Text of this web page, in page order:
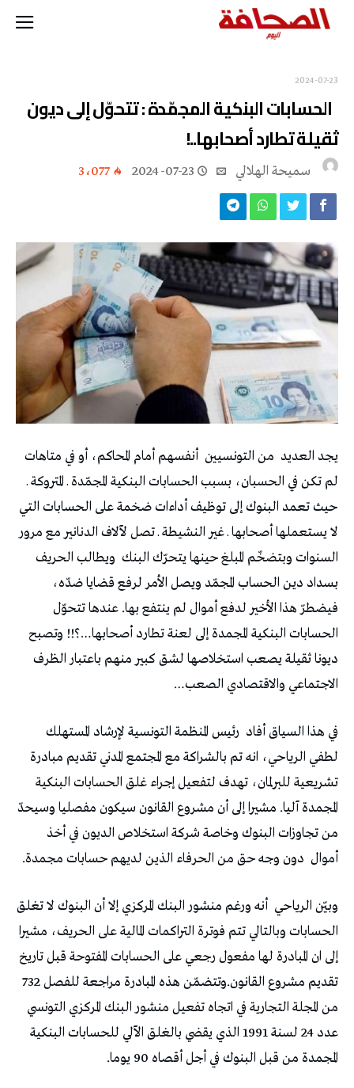
2024-07-23
الحسابات البنكية المجمّدة : تتحوّل إلى ديون
ثقيلة تطارد أصحابها..!
سميحة الهلالي 2024-07-23 3٬077
يجد العديد من التونسيين أنفسهم أمام المحاكم، أو في متاهات
لم تكن في الحسبان، بسبب الحسابات البنكية المجمّدة ـ المتروكة ـ
حيث تعمد البنوك إلى توظيف أداءات ضخمة على الحسابات التي
لا يستعملها أصحابها ـ غير النشيطة ـ تصل لآلاف الدنانير مع مرور
السنوات وبتضخّم المبلغ حينها يتحرّك البنك ويطالب الحريف
بسداد دين الحساب المجمّد ويصل الأمر لرفع قضايا ضدّه،
فيضطرّ هذا الأخير لدفع أموال لم ينتفع بها. عندها تتحوّل
الحسابات البنكية المجمدة إلى لعنة تطارد أصحابها…؟!! وتصبح
ديونا ثقيلة يصعب استخلاصها لشق كبير منهم باعتبار الظرف
الاجتماعي والاقتصادي الصعب…
في هذا السياق أفاد رئيس المنظمة التونسية لإرشاد المستهلك
لطفي الرياحي، انه تم بالشراكة مع المجتمع المدني تقديم مبادرة
تشريعية للبرلمان، تهدف لتفعيل إجراء غلق الحسابات البنكية
المجمدة آليا. مشيرا إلى أن مشروع القانون سيكون مفصليا وسيحدّ
من تجاوزات البنوك وخاصة شركة استخلاص الديون في أخذ
أموال دون وجه حق من الحرفاء الذين لديهم حسابات مجمدة.
وبيّن الرياحي أنه ورغم منشور البنك المركزي إلا أن البنوك لا تغلق
الحسابات وبالتالي تتم فوترة التراكمات المالية على الحريف، مشيرا
إلى ان المبادرة لها مفعول رجعي على الحسابات المفتوحة قبل تاريخ
تقديم مشروع القانون.وتتضمّن هذه المبادرة مراجعة للفصل 732
من المجلة التجارية في اتجاه تفعيل منشور البنك المركزي التونسي
عدد 24 لسنة 1991 الذي يقضي بالغلق الآلي للحسابات البنكية
المجمدة من قبل البنوك في أجل أقصاه 90 يوما.